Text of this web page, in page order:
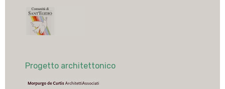
Progetto architettonico